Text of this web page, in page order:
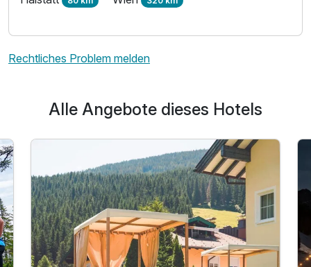
Rechtliches Problem melden
Alle Angebote dieses Hotels